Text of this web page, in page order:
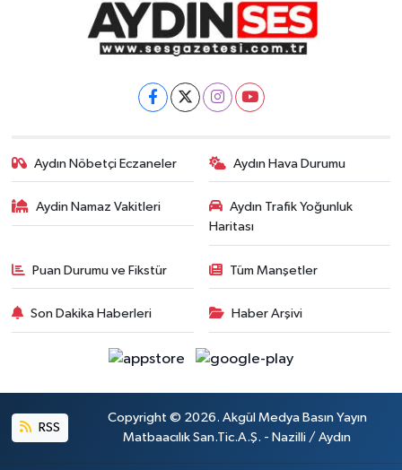
Aydın Nöbetçi Eczaneler Aydın Hava Durumu
Aydin Namaz Vakitleri
Aydın Trafik Yoğunluk
Haritası
Puan Durumu ve Fikstür Tüm Manşetler
Son Dakika Haberleri Haber Arşivi
RSS
Copyright © 2026. Akgül Medya Basın Yayın
Matbaacılık San.Tic.A.Ş. - Nazilli / Aydın